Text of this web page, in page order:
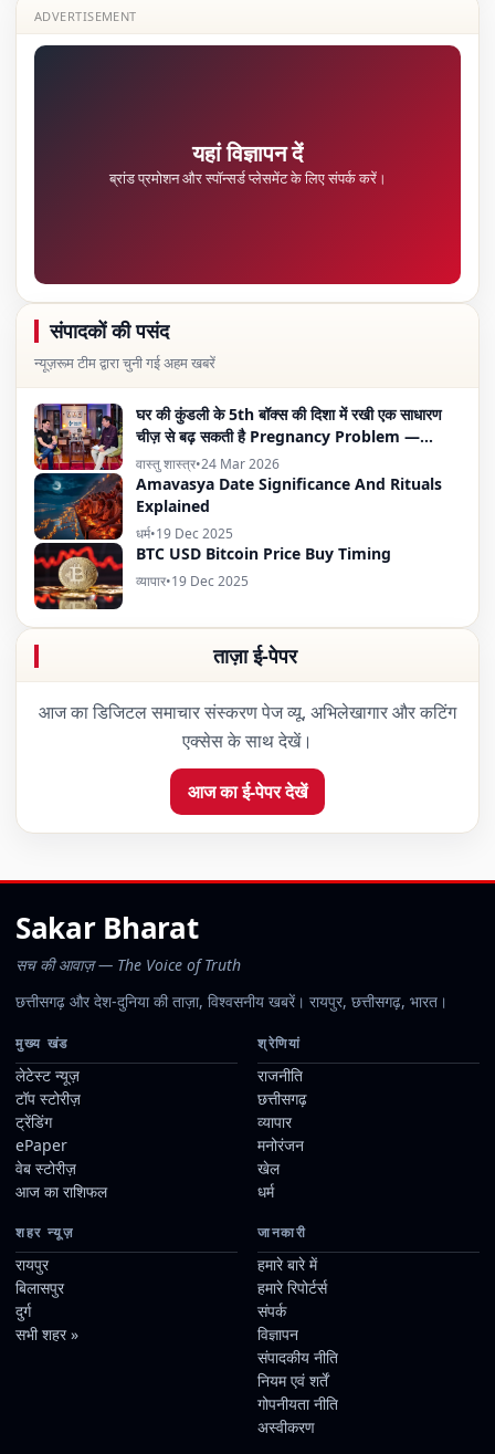
ADVERTISEMENT
यहां विज्ञापन दें
ब्रांड प्रमोशन और स्पॉन्सर्ड प्लेसमेंट के लिए संपर्क करें।
संपादकों की पसंद
न्यूज़रूम टीम द्वारा चुनी गई अहम खबरें
घर की कुंडली के 5th बॉक्स की दिशा में रखी एक साधारण
चीज़ से बढ़ सकती है Pregnancy Problem —
Vastu Expert का दावा
वास्तु शास्त्र•24 Mar 2026
Amavasya Date Significance And Rituals
Explained
धर्म•19 Dec 2025
BTC USD Bitcoin Price Buy Timing
व्यापार•19 Dec 2025
ताज़ा ई-पेपर
आज का डिजिटल समाचार संस्करण पेज व्यू, अभिलेखागार और कटिंग
एक्सेस के साथ देखें।
आज का ई-पेपर देखें
Sakar Bharat
सच की आवाज़ — The Voice of Truth
छत्तीसगढ़ और देश-दुनिया की ताज़ा, विश्वसनीय खबरें। रायपुर, छत्तीसगढ़, भारत।
मुख्य खंड
लेटेस्ट न्यूज़
टॉप स्टोरीज़
ट्रेंडिंग
ePaper
वेब स्टोरीज़
आज का राशिफल
श्रेणियां
राजनीति
छत्तीसगढ़
व्यापार
मनोरंजन
खेल
धर्म
शहर न्यूज़
रायपुर
बिलासपुर
दुर्ग
सभी शहर »
जानकारी
हमारे बारे में
हमारे रिपोर्टर्स
संपर्क
विज्ञापन
संपादकीय नीति
नियम एवं शर्तें
गोपनीयता नीति
अस्वीकरण